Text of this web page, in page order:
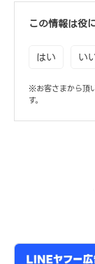
この情報は役
はい い
※お客さまから頂
す。